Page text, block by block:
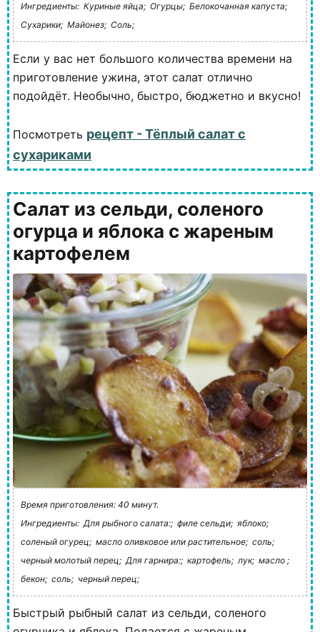
Ингредиенты: Куриные яйца; Огурцы; Белокочанная капуста;
Сухарики; Майонез; Соль;
Если у вас нет большого количества времени на
приготовление ужина, этот салат отлично
подойдёт. Необычно, быстро, бюджетно и вкусно!
Посмотреть рецепт - Тёплый салат с
сухариками
Салат из сельди, соленого
огурца и яблока с жареным
картофелем
Время приготовления: 40 минут.
Ингредиенты: Для рыбного салата:; филе сельди; яблоко;
соленый огурец; масло оливковое или растительное; соль;
черный молотый перец; Для гарнира:; картофель; лук; масло ;
бекон; соль; черный перец;
Быстрый рыбный салат из сельди, соленого